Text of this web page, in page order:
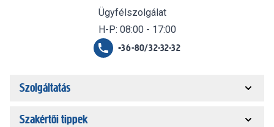
Ügyfélszolgálat
H-P: 08:00 - 17:00
+36-80/32-32-32
Szolgáltatás
Szakértői tippek